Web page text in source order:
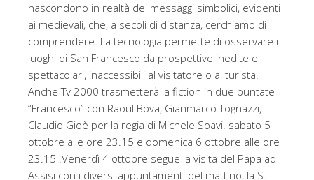
nascondono in realtà dei messaggi simbolici, evidenti
ai medievali, che, a secoli di distanza, cerchiamo di
comprendere. La tecnologia permette di osservare i
luoghi di San Francesco da prospettive inedite e
spettacolari, inaccessibili al visitatore o al turista.
Anche Tv 2000 trasmetterà la fiction in due puntate
“Francesco” con Raoul Bova, Gianmarco Tognazzi,
Claudio Gioè per la regia di Michele Soavi. sabato 5
ottobre alle ore 23.15 e domenica 6 ottobre alle ore
23.15 .Venerdì 4 ottobre segue la visita del Papa ad
Assisi con i diversi appuntamenti del mattino, la S.